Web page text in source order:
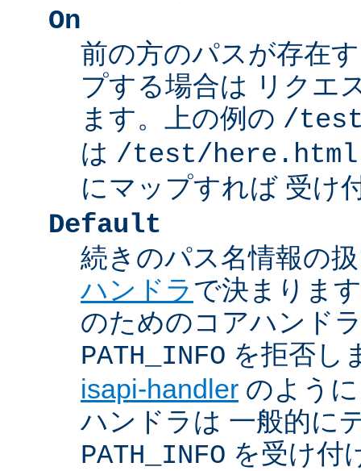
On
前の方のパスが存在
プする場合は リクエ
ます。上の例の /
は /test/here.html
にマップすれば 受け
Default
続きのパス名情報の
ハンドラで決まりま
のためのコアハンド
PATH_INFO を拒否し
isapi-handler のよう
ハンドラは 一般的に
PATH_INFO を受け付